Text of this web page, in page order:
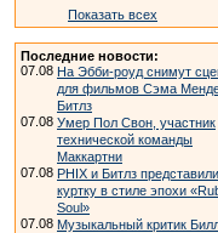
Показать всех
Последние новости:
07.08 На Эбби-роуд снимут
для фильмов Сэма
Битлз
07.08 Умер Пол Свон, участник
технической команды
Маккартни
07.08 PHIX и Битлз представили
куртку в стиле эпохи
Soul»
07.08 Музыкальный критик